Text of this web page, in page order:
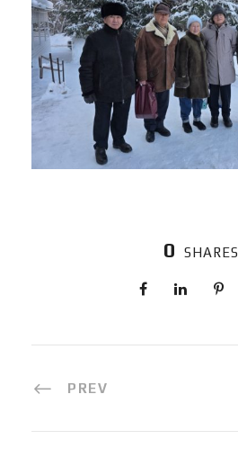
0 SHARES
PREV